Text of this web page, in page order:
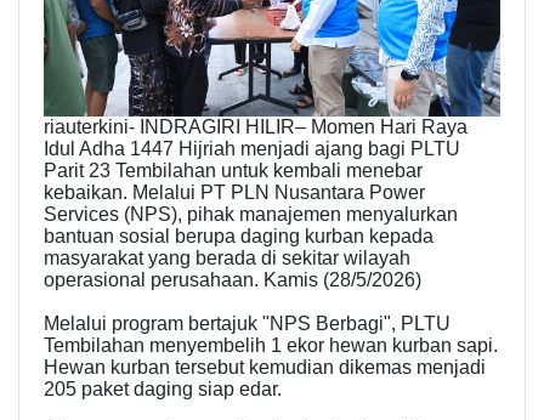
riauterkini- INDRAGIRI HILIR– Momen Hari Raya
Idul Adha 1447 Hijriah menjadi ajang bagi PLTU
Parit 23 Tembilahan untuk kembali menebar
kebaikan. Melalui PT PLN Nusantara Power
Services (NPS), pihak manajemen menyalurkan
bantuan sosial berupa daging kurban kepada
masyarakat yang berada di sekitar wilayah
operasional perusahaan. Kamis (28/5/2026)
Melalui program bertajuk "NPS Berbagi", PLTU
Tembilahan menyembelih 1 ekor hewan kurban sapi.
Hewan kurban tersebut kemudian dikemas menjadi
205 paket daging siap edar.